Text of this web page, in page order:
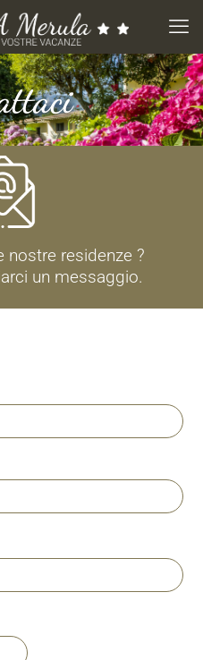
nostre residenze ?
un messaggio.